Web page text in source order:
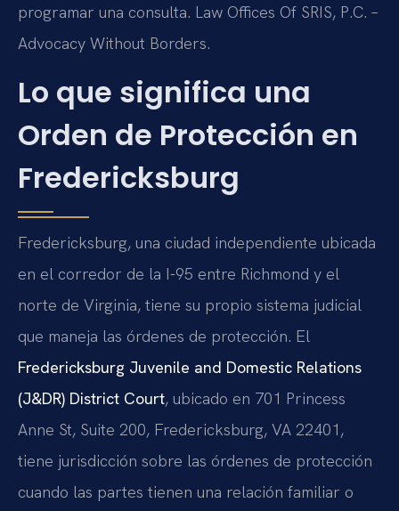
programar una consulta. Law Offices Of SRIS, P.C. –
Advocacy Without Borders.
Lo que significa una
Orden de Protección en
Fredericksburg
Fredericksburg, una ciudad independiente ubicada
en el corredor de la I-95 entre Richmond y el
norte de Virginia, tiene su propio sistema judicial
que maneja las órdenes de protección. El
Fredericksburg Juvenile and Domestic Relations
(J&DR) District Court, ubicado en 701 Princess
Anne St, Suite 200, Fredericksburg, VA 22401,
tiene jurisdicción sobre las órdenes de protección
cuando las partes tienen una relación familiar o